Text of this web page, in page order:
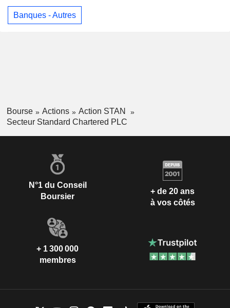
Banques - Autres
Bourse Actions
Action STAN
Secteur Standard Chartered PLC
N°1 du Conseil
Boursier
+ de 20 ans
à vos côtés
+ 1 300 000
membres